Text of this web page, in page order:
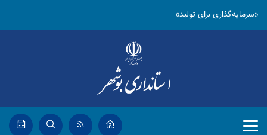
«سرمایه‌گذاری برای تولید»